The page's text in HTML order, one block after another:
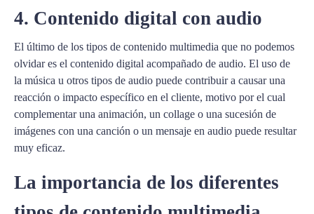
4. Contenido digital con audio
El último de los tipos de contenido multimedia que no podemos
olvidar es el contenido digital acompañado de audio. El uso de
la música u otros tipos de audio puede contribuir a causar una
reacción o impacto específico en el cliente, motivo por el cual
complementar una animación, un collage o una sucesión de
imágenes con una canción o un mensaje en audio puede resultar
muy eficaz.
La importancia de los diferentes